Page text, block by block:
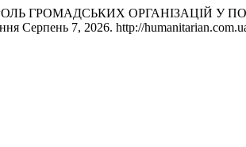
«РОЛЬ ГРОМАДСЬКИХ
Серпень 7, 2026. http://